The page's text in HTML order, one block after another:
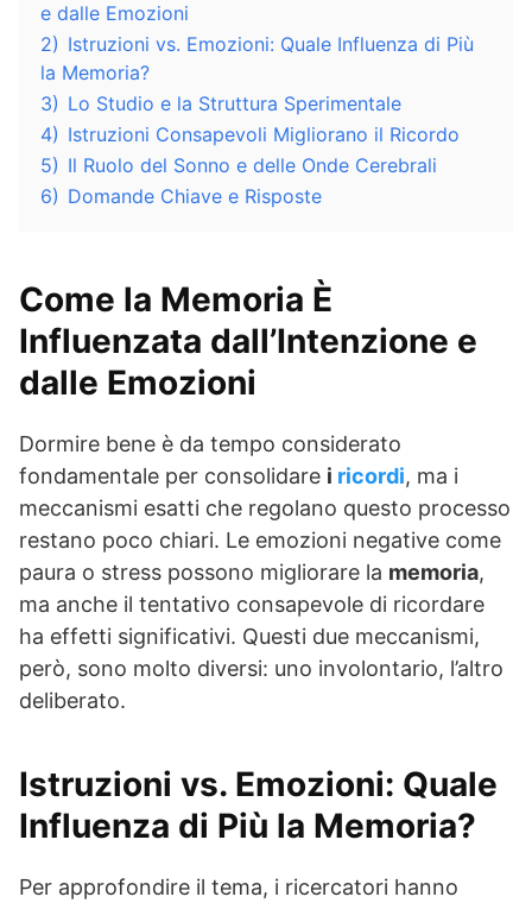
e dalle Emozioni
2) Istruzioni vs. Emozioni: Quale Influenza di Più
la Memoria?
3) Lo Studio e la Struttura Sperimentale
4) Istruzioni Consapevoli Migliorano il Ricordo
5) Il Ruolo del Sonno e delle Onde Cerebrali
6) Domande Chiave e Risposte
Come la Memoria È
Influenzata dall’Intenzione e
dalle Emozioni
Dormire bene è da tempo considerato
fondamentale per consolidare i ricordi, ma i
meccanismi esatti che regolano questo processo
restano poco chiari. Le emozioni negative come
paura o stress possono migliorare la memoria,
ma anche il tentativo consapevole di ricordare
ha effetti significativi. Questi due meccanismi,
però, sono molto diversi: uno involontario, l’altro
deliberato.
Istruzioni vs. Emozioni: Quale
Influenza di Più la Memoria?
Per approfondire il tema, i ricercatori hanno